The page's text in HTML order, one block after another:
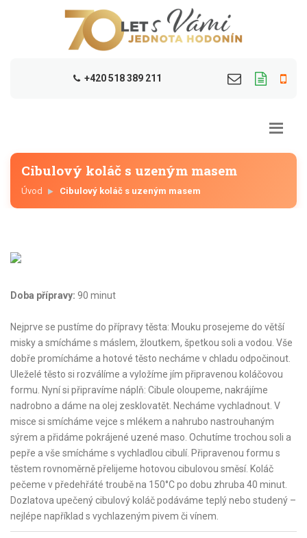
+420 518 389 211
Cibulový koláč s uzeným masem
Úvod Cibulový koláč s uzeným masem
Doba přípravy: 90 minut
Nejprve se pustíme do přípravy těsta: Mouku prosejeme do větší
misky a smícháme s máslem, žloutkem, špetkou soli a vodou. Vše
dobře promícháme a hotové těsto necháme v chladu odpočinout.
Uleželé těsto si rozválíme a vyložíme jím připravenou koláčovou
formu. Nyní si připravíme náplň: Cibule oloupeme, nakrájíme
nadrobno a dáme na olej zesklovatět. Necháme vychladnout. V
misce si smícháme vejce s mlékem a nahrubo nastrouhaným
sýrem a přidáme pokrájené uzené maso. Ochutíme trochou soli a
pepře a vše smícháme s vychladlou cibulí. Připravenou formu s
těstem rovnoměrně přelijeme hotovou cibulovou směsí. Koláč
pečeme v předehřáté troubě na 150°C po dobu zhruba 40 minut.
Dozlatova upečený cibulový koláč podáváme teplý nebo studený –
nejlépe například s vychlazeným pivem či vínem.